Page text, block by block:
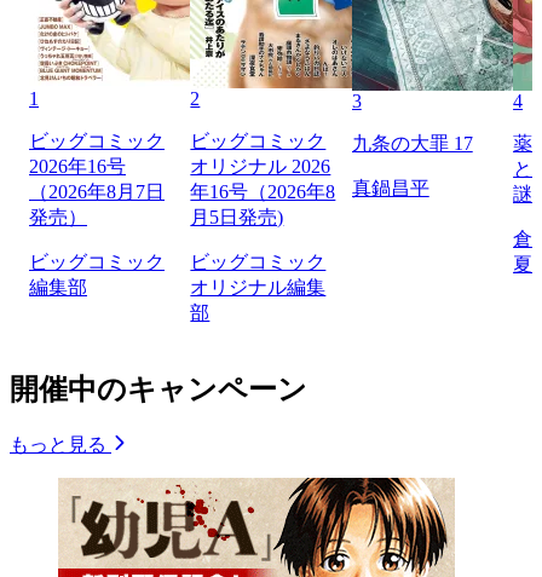
1
ビッグコミック
2026年16号
（2026年8月7日
発売）
ビッグコミック
編集部
2
ビッグコミック
オリジナル 2026
年16号（2026年8
月5日発売)
ビッグコミック
オリジナル編集
部
3
九条の大罪 17
真鍋昌平
4
薬
と
謎
倉
夏
開催中のキャンペーン
もっと見る